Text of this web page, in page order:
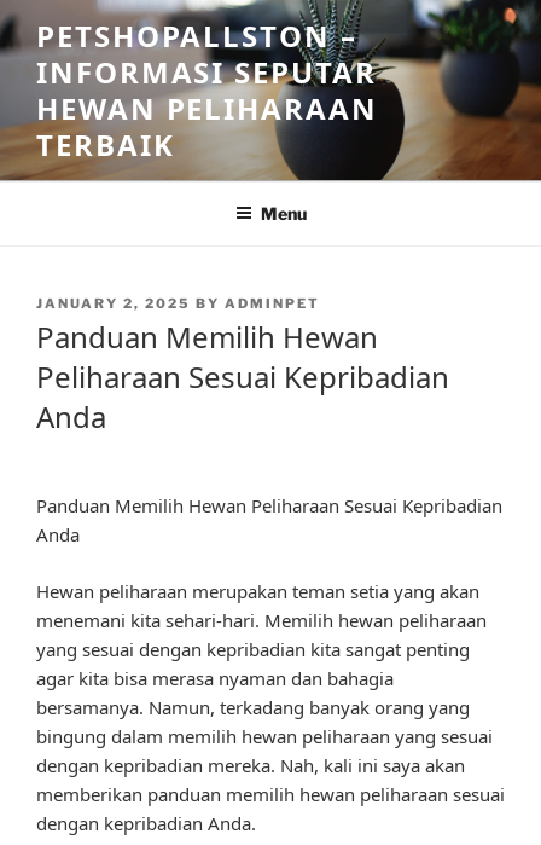
Skip
to
content
PETSHOPALLSTON –
INFORMASI SEPUTAR
HEWAN PELIHARAAN
TERBAIK
Menu
POSTED
JANUARY 2, 2025 BY ADMINPET
Panduan Memilih Hewan
Peliharaan Sesuai Kepribadian
Anda
Panduan Memilih Hewan Peliharaan Sesuai Kepribadian
Anda
Hewan peliharaan merupakan teman setia yang akan
menemani kita sehari-hari. Memilih hewan peliharaan
yang sesuai dengan kepribadian kita sangat penting
agar kita bisa merasa nyaman dan bahagia
bersamanya. Namun, terkadang banyak orang yang
bingung dalam memilih hewan peliharaan yang sesuai
dengan kepribadian mereka. Nah, kali ini saya akan
memberikan panduan memilih hewan peliharaan sesuai
dengan kepribadian Anda.